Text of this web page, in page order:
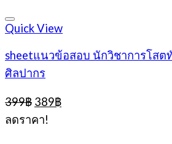
Quick View
sheetแนวข้อสอบ นักวิชาการโสต
ศิลปากร
399฿ Original
price
was:
389฿Current
ลดราคา!